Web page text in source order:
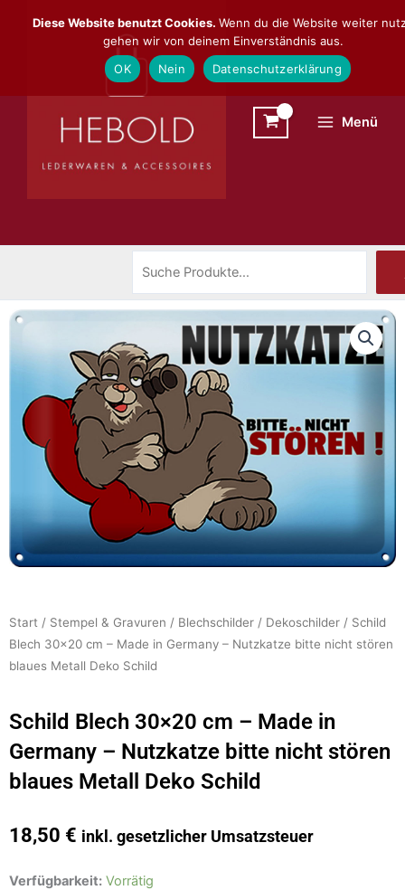
Inhalt
Menü
Start / Stempel & Gravuren / Blechschilder / Dekoschilder / Schild
Blech 30×20 cm – Made in Germany – Nutzkatze bitte nicht stören
blaues Metall Deko Schild
Schild Blech 30×20 cm – Made in
Germany – Nutzkatze bitte nicht stören
blaues Metall Deko Schild
18,50 € inkl. gesetzlicher Umsatzsteuer
Verfügbarkeit: Vorrätig
Schild
Diese Website benutzt Cookies. Wenn du die Website weiter
gehen wir von deinem Einverständnis aus.
OK
Nein Datenschutzerklärung